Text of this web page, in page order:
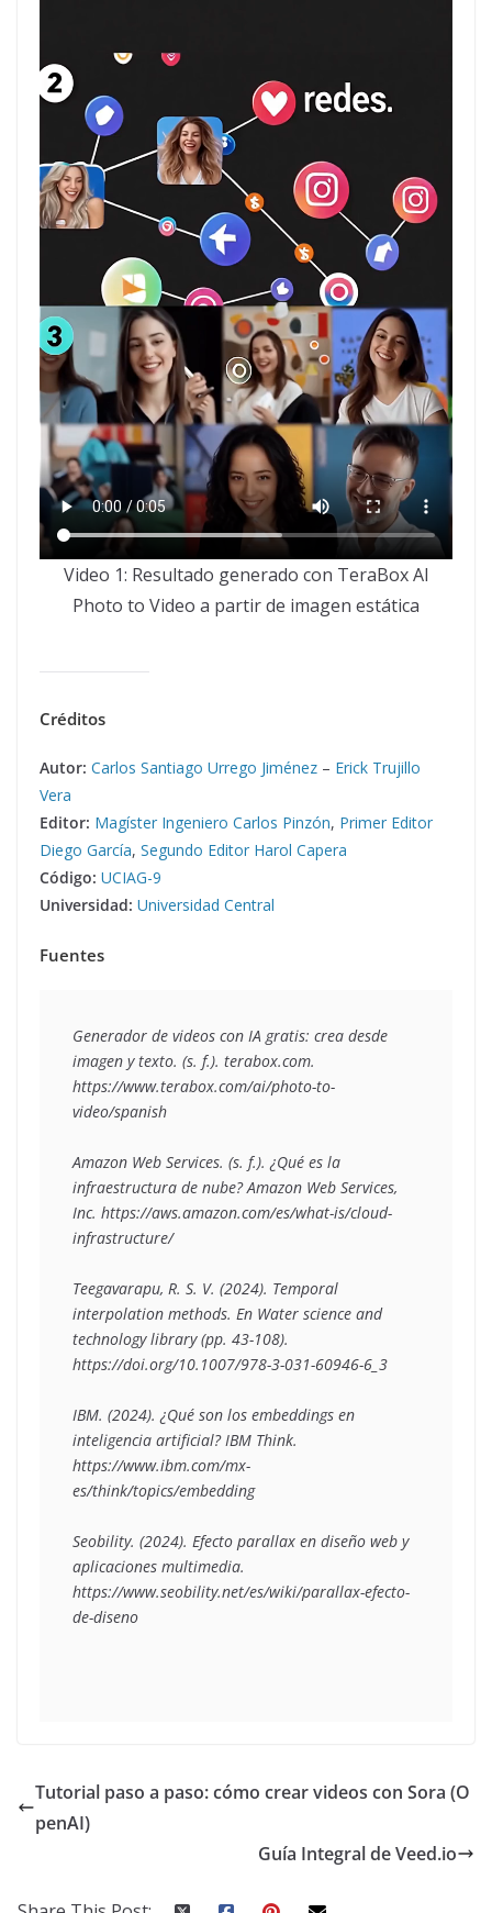
Video 1: Resultado generado con TeraBox AI
Photo to Video a partir de imagen estática
Créditos
Autor: Carlos Santiago Urrego Jiménez – Erick Trujillo
Vera
Editor: Magíster Ingeniero Carlos Pinzón, Primer Editor
Diego García, Segundo Editor Harol Capera
Código: UCIAG-9
Universidad: Universidad Central
Fuentes
Generador de videos con IA gratis: crea desde
imagen y texto. (s. f.). terabox.com.
https://www.terabox.com/ai/photo-to-
video/spanish
Amazon Web Services. (s. f.). ¿Qué es la
infraestructura de nube? Amazon Web Services,
Inc. https://aws.amazon.com/es/what-is/cloud-
infrastructure/
Teegavarapu, R. S. V. (2024). Temporal
interpolation methods. En Water science and
technology library (pp. 43-108).
https://doi.org/10.1007/978-3-031-60946-6_3
IBM. (2024). ¿Qué son los embeddings en
inteligencia artificial? IBM Think.
https://www.ibm.com/mx-
es/think/topics/embedding
Seobility. (2024). Efecto parallax en diseño web y
aplicaciones multimedia.
https://www.seobility.net/es/wiki/parallax-efecto-
de-diseno
Tutorial paso a paso: cómo crear videos con Sora (O
penAI)
Guía Integral de Veed.io